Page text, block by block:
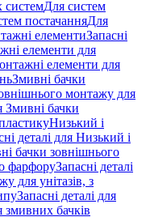
системДля систем
постачанняДля
елементиЗапасні
елементи для
елементи для
Змивні бачки
монтажу для
Змивні бачки
Низький і
деталі для Низький і
бачки зовнішнього
фарфоруЗапасні деталі
для унітазів, з
Запасні деталі для
змивних бачків